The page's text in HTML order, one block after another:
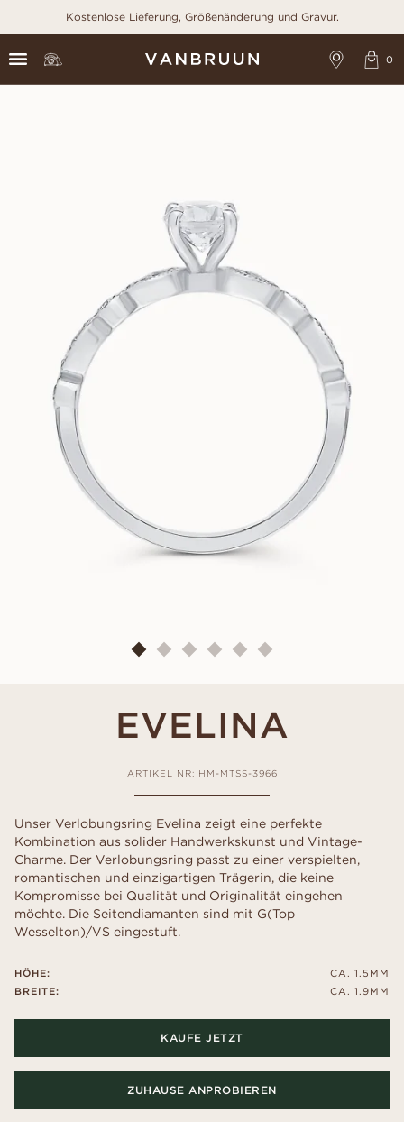
Kostenlose Lieferung, Größenänderung und Gravur.
EVELINA
ARTIKEL NR: HM-MTSS-3966
Unser Verlobungsring Evelina zeigt eine perfekte
Kombination aus solider Handwerkskunst und Vintage-
Charme. Der Verlobungsring passt zu einer verspielten,
romantischen und einzigartigen Trägerin, die keine
Kompromisse bei Qualität und Originalität eingehen
möchte. Die Seitendiamanten sind mit G(Top
Wesselton)/VS eingestuft.
HÖHE:
BREITE:
CA. 1.5MM
CA. 1.9MM
KAUFE JETZT
ZUHAUSE ANPROBIEREN